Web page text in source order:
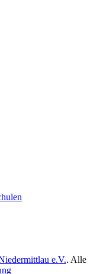
e.V.. Alle